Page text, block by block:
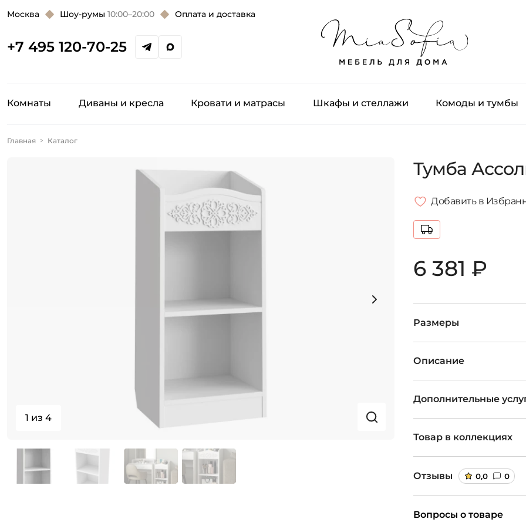
Москва Шоу-румы 10:00–20:00 Оплата и доставка
+7 495 120-70-25
Комнаты Диваны и кресла Кровати и матрасы Шкафы и стеллажи Комоды и тумбы
Главная Каталог
1 из 4
Тумба
Добавить в
6 381 ₽
Размеры
Описание
Дополнительные
Товар в коллекциях
Отзывы 0,0 0
Вопросы о товаре